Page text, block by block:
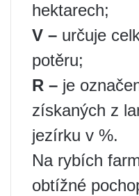
hektarech;
V – určuje
potěru;
R – je
získaných z
jezírku v %.
Na rybích
obtížné